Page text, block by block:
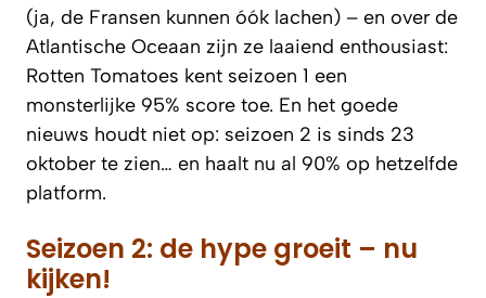
(ja, de Fransen kunnen óók lachen) – en over de
Atlantische Oceaan zijn ze laaiend enthousiast:
Rotten Tomatoes kent seizoen 1 een
monsterlijke 95% score toe. En het goede
nieuws houdt niet op: seizoen 2 is sinds 23
oktober te zien… en haalt nu al 90% op hetzelfde
platform.
Seizoen 2: de hype groeit – nu
kijken!